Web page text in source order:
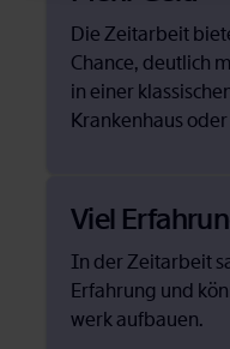
Die Zeit­ar­beit
Chan­ce, deut­lich
in ei­ner
Kran­ken­haus
Viel
In der Zeit­ar­beit
Er­fah­rung und
werk auf­bau­en.